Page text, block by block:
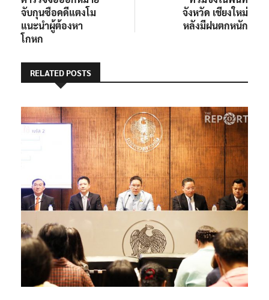
จับกุนซือคดีแตงโม
แนะนำผู้ต้องหา
โกหก
จังหวัด เชียงใหม่
หลังมีฝนตกหนัก
RELATED POSTS